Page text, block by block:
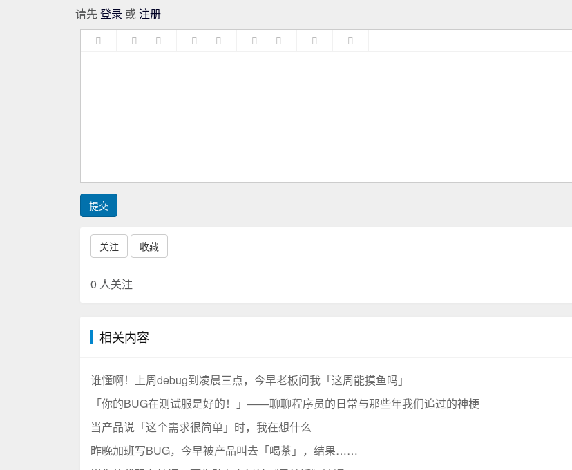
请先登录 或注册
提交
关注 收藏
0 人关注
相关内容
谁懂啊！上周debug到凌晨三点，今早老板问我「这周能摸鱼吗」
「你的BUG在测试服是好的！」——聊聊程序员的日常与那些年我们追过的神梗
当产品说「这个需求很简单」时，我在想什么
昨晚加班写BUG，今早被产品叫去「喝茶」，结果……